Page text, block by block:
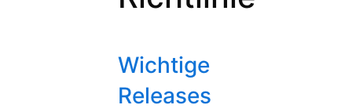
Wichtige
Releases